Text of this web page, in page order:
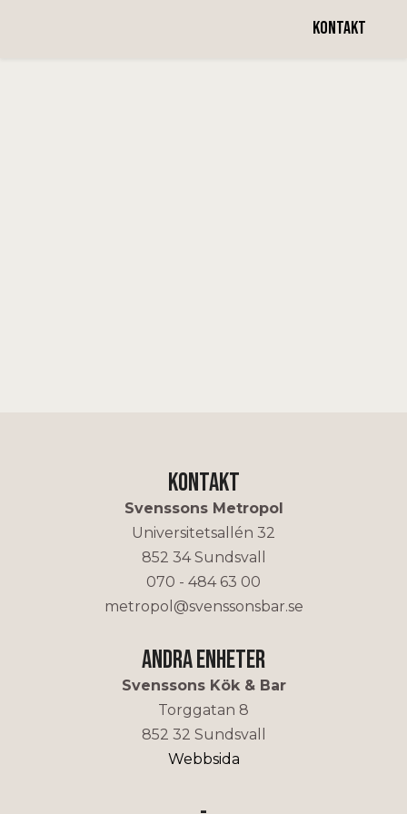
KONTAKT
Kontakt
Svenssons Metropol
Universitetsallén 32
852 34 Sundsvall
070 - 484 63 00
metropol@svenssonsbar.se
Andra enheter
Svenssons Kök & Bar
Torggatan 8
852 32 Sundsvall
Webbsida